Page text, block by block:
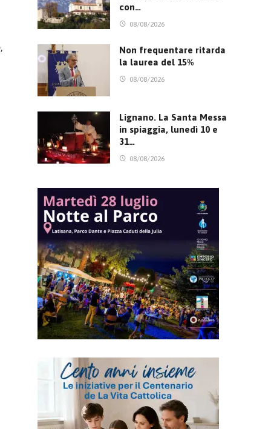
con…
08/08/2026
Non frequentare ritarda
la laurea del 15%
08/08/2026
Lignano. La Santa Messa
in spiaggia, lunedì 10 e
31…
08/08/2026